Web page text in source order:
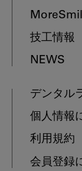
技工情報
NEWS
デンタル
個人情報
利用規約
会員登録